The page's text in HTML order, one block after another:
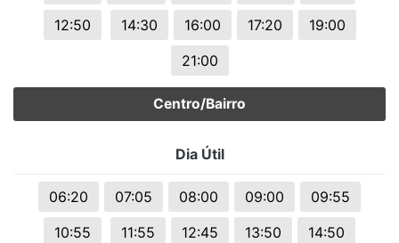
12:50
14:30 16:00 17:20
19:00
21:00
Centro/Bairro
Dia Útil
06:20 07:05 08:00 09:00
09:55
10:55
11:55 12:45 13:50
14:50